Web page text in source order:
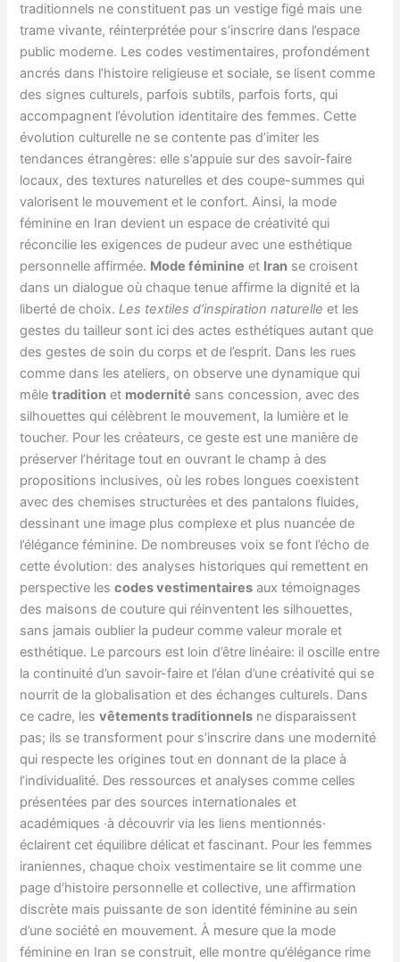
traditionnels ne constituent pas un vestige figé mais une
trame vivante, réinterprétée pour s’inscrire dans l’espace
public moderne. Les codes vestimentaires, profondément
ancrés dans l’histoire religieuse et sociale, se lisent comme
des signes culturels, parfois subtils, parfois forts, qui
accompagnent l’évolution identitaire des femmes. Cette
évolution culturelle ne se contente pas d’imiter les
tendances étrangères: elle s’appuie sur des savoir-faire
locaux, des textures naturelles et des coupe-summes qui
valorisent le mouvement et le confort. Ainsi, la mode
féminine en Iran devient un espace de créativité qui
réconcilie les exigences de pudeur avec une esthétique
personnelle affirmée. Mode féminine et Iran se croisent
dans un dialogue où chaque tenue affirme la dignité et la
liberté de choix.Les textiles d’inspiration naturelle et les
gestes du tailleur sont ici des actes esthétiques autant que
des gestes de soin du corps et de l’esprit. Dans les rues
comme dans les ateliers, on observe une dynamique qui
mêletradition et modernité sans concession, avec des
silhouettes qui célèbrent le mouvement, la lumière et le
toucher. Pour les créateurs, ce geste est une manière de
préserver l’héritage tout en ouvrant le champ à des
propositions inclusives, où les robes longues coexistent
avec des chemises structurées et des pantalons fluides,
dessinant une image plus complexe et plus nuancée de
l’élégance féminine. De nombreuses voix se font l’écho de
cette évolution: des analyses historiques qui remettent en
perspective lescodes vestimentaires aux témoignages
des maisons de couture qui réinventent les silhouettes,
sans jamais oublier la pudeur comme valeur morale et
esthétique. Le parcours est loin d’être linéaire: il oscille entre
la continuité d’un savoir-faire et l’élan d’une créativité qui se
nourrit de la globalisation et des échanges culturels. Dans
ce cadre, lesvêtements traditionnels ne disparaissent
pas; ils se transforment pour s’inscrire dans une modernité
qui respecte les origines tout en donnant de la place à
l’individualité. Des ressources et analyses comme celles
présentées par des sources internationales et
académiques ·à découvrir via les liens mentionnés·
éclairent cet équilibre délicat et fascinant. Pour les femmes
iraniennes, chaque choix vestimentaire se lit comme une
page d’histoire personnelle et collective, une affirmation
discrète mais puissante de son identité féminine au sein
d’une société en mouvement. À mesure que la mode
féminine en Iran se construit, elle montre qu’élégance rime